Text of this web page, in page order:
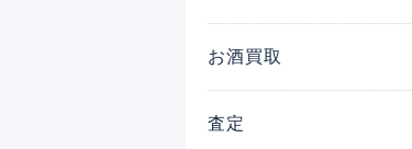
お酒買取
査定